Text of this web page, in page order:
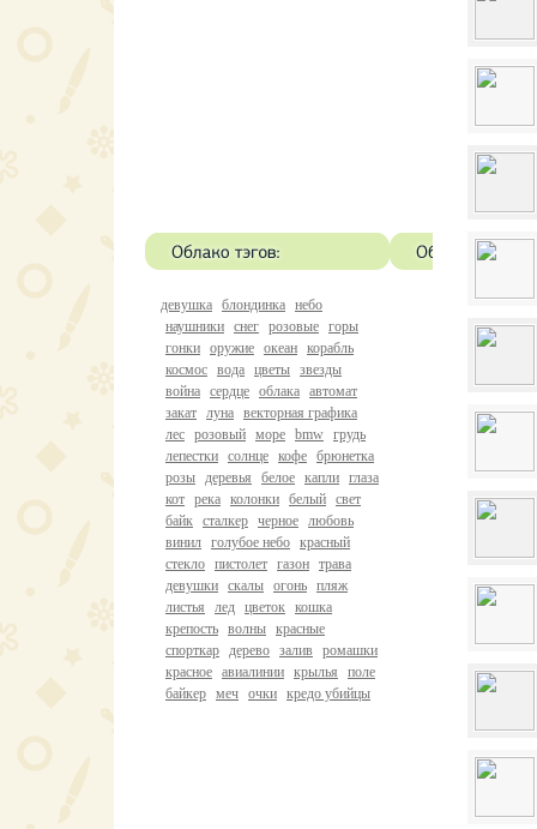
девушка блондинка небо
наушники снег розовые горы
гонки оружие океан корабль
космос вода цветы звезды
война сердце облака автомат
закат луна векторная графика
лес розовый море bmw грудь
лепестки солнце кофе брюнетка
розы деревья белое капли глаза
кот река колонки белый свет
байк сталкер черное любовь
винил голубое небо красный
стекло пистолет газон трава
девушки скалы огонь пляж
листья
лед цветок кошка
крепость волны красные
спорткар дерево залив ромашки
красное авиалинии крылья
поле
байкер меч очки кредо убийцы